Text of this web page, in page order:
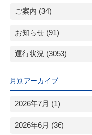
ご案内 (34)
お知らせ (91)
運行状況 (3053)
月別アーカイブ
2026年7月 (1)
2026年6月 (36)